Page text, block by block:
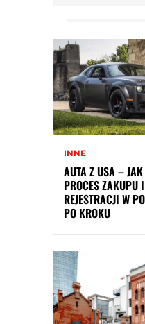
INNE
AUTA Z USA –
PROCES ZAKUPU I
REJESTRACJI W
PO KROKU